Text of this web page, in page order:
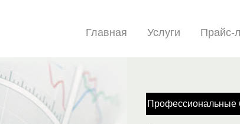
Главная Услуги Прайс-
Профессиональные